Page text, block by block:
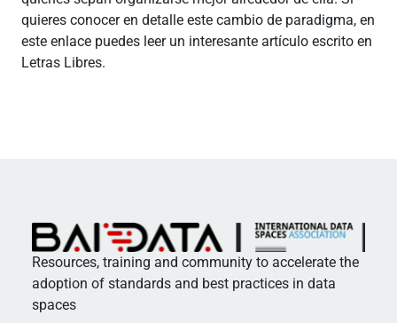
quieres conocer en detalle este cambio de paradigma, en
este enlace puedes leer un interesante artículo escrito en
Letras Libres.
Resources, training and community to accelerate the
adoption of standards and best practices in data
spaces